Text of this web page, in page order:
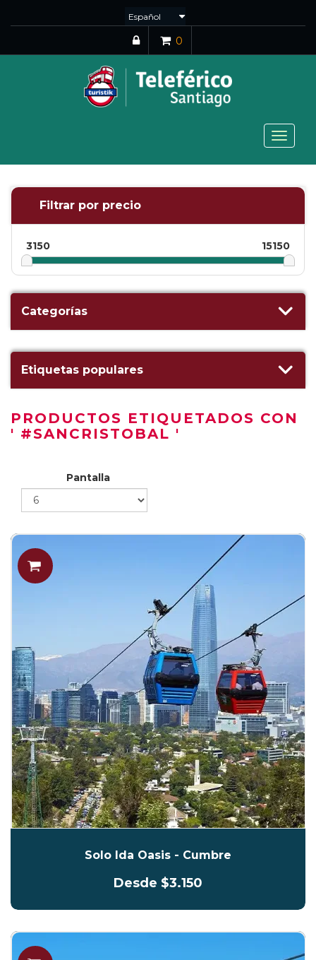
0
Toggle
Filtrar por precio
3150 15150
Categorías
Etiquetas populares
PRODUCTOS ETIQUETADOS CON
' #SANCRISTOBAL '
Pantalla
Solo Ida Oasis - Cumbre
Desde $3.150